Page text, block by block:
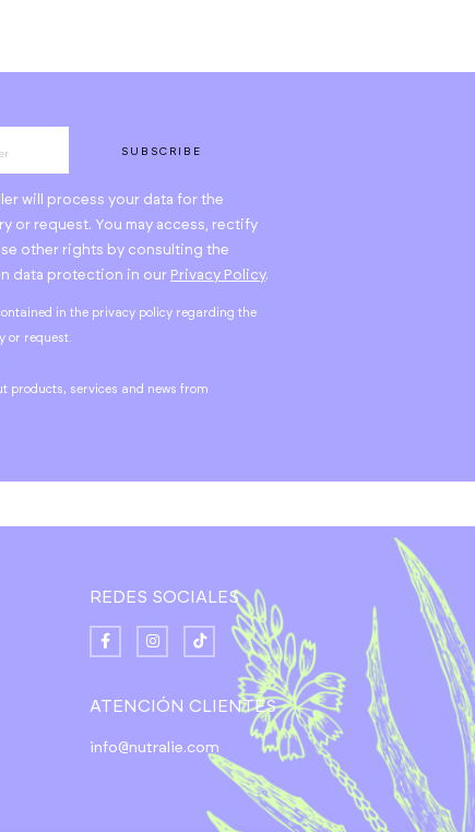
SUBSCRIBE
will process your data for the
or request. You may access, rectify
other rights by consulting the
data protection in our Privacy Policy.
in the privacy policy regarding the
or request.
products, services and news from
REDES SOCIALES
ATENCIÓN CLIENTES
info@nutralie.com